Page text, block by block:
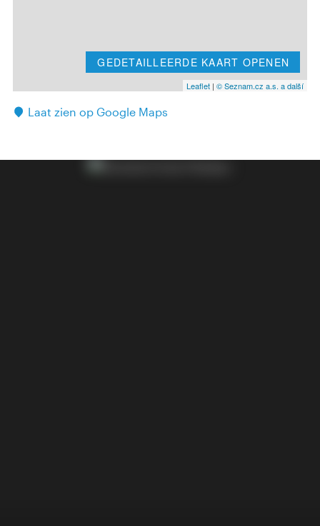
GEDETAILLEERDE KAART OPENEN
Leaflet | © Seznam.cz a.s. a další
Laat zien op Google Maps